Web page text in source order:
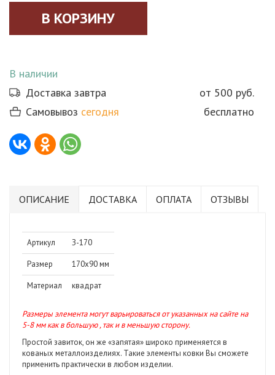
В наличии
Доставка завтра
от 500 руб.
Самовывоз сегодня бесплатно
ОПИСАНИЕ ДОСТАВКА ОПЛАТА ОТЗЫВЫ
Артикул З-170
Размер 170х90 мм
Материал квадрат
Размеры элемента могут варьироваться от указанных на сайте на
5-8 мм как в большую , так и в меньшую сторону.
Простой завиток, он же «запятая» широко применяется в
кованых металлоизделиях. Такие элементы ковки Вы сможете
применить практически в любом изделии.